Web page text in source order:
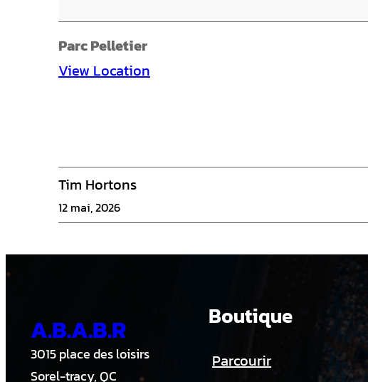
i
n
i
1
3
U
Parc Pelletier
View Location
Tim Hortons
12 mai, 2026
A.B.A.B.R
3015 place des loisirs
Sorel-tracy, QC
Boutique
Parcourir